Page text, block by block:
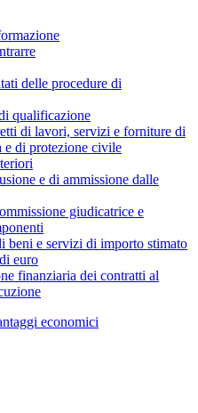
delle procedure di
qualificazione
di lavori, servizi e forniture di
e di protezione civile
e di ammissione dalle
giudicatrice e
beni e servizi di importo stimato
euro
finanziaria dei contratti al
economici